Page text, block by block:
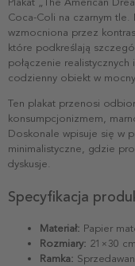
Coca-Coli na czarnym
wzmocniona przez
które podkreślają
połączenie realistycznych
codzienny obiekt w
Ten plakat przenosi
konsumpcjonizmem,
Doskonale wpisuje się w
minimalistyczne, gdzie
dyskusje.
Specyfikacja
Materiał: Papier
Rozmiary: 21×30
Ramka: